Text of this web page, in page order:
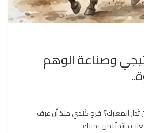
وصناعة الوهم
المعارك؟ فرج كُندي منذ أن عرف
دائماً لمن يمتلك